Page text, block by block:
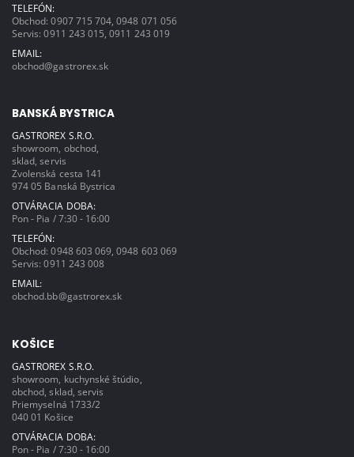
TELEFÓN:
Obchod:0907 715 704 ,0948 071 056
Servis:0911 243 015 ,0911 243 019
EMAIL:
obchod@gastrorex.sk
BANSKÁ BYSTRICA
GASTROREX S.R.O.
showroom, obchod,
sklad, servis
Zvolenská cesta 141
974 05 Banská Bystrica
OTVÁRACIA DOBA:
Pon - Pia / 7:30 - 16:00
TELEFÓN:
Obchod:0948 603 069,0948 603 069
Servis:0911 243 008
EMAIL:
obchod.bb@gastrorex.sk
KOŠICE
GASTROREX S.R.O.
showroom, kuchynské štúdio,
obchod, sklad, servis
Priemyselná 1733/2
040 01 Košice
OTVÁRACIA DOBA:
Pon - Pia / 7:30 - 16:00